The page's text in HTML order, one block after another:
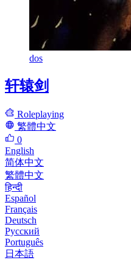
dos
轩辕剑
Roleplaying
繁體中文
0
English
简体中文
繁體中文
हिन्दी
Español
Français
Deutsch
Русский
Português
日本語